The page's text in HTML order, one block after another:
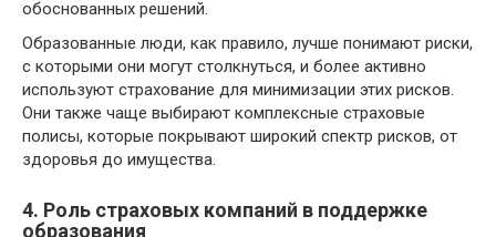
обоснованных решений.
Образованные люди, как правило, лучше понимают риски,
с которыми они могут столкнуться, и более активно
используют страхование для минимизации этих рисков.
Они также чаще выбирают комплексные страховые
полисы, которые покрывают широкий спектр рисков, от
здоровья до имущества.
4. Роль страховых компаний в поддержке
образования